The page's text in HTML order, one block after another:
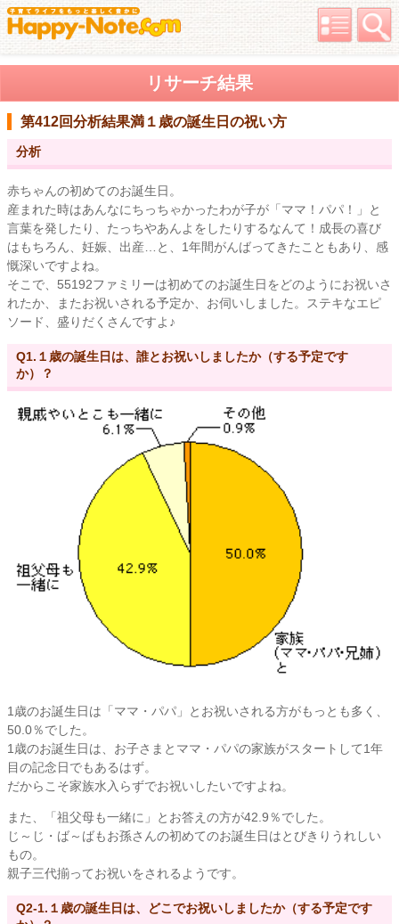
リサーチ結果
第412回分析結果満１歳の誕生日の祝い方
分析
赤ちゃんの初めてのお誕生日。
産まれた時はあんなにちっちゃかったわが子が「ママ！パパ！」と
言葉を発したり、たっちやあんよをしたりするなんて！成長の喜び
はもちろん、妊娠、出産…と、1年間がんばってきたこともあり、感
慨深いですよね。
そこで、55192ファミリーは初めてのお誕生日をどのようにお祝いさ
れたか、またお祝いされる予定か、お伺いしました。ステキなエピ
ソード、盛りだくさんですよ♪
Q1.１歳の誕生日は、誰とお祝いしましたか（する予定です
か）？
1歳のお誕生日は「ママ・パパ」とお祝いされる方がもっとも多く、
50.0％でした。
1歳のお誕生日は、お子さまとママ・パパの家族がスタートして1年
目の記念日でもあるはず。
だからこそ家族水入らずでお祝いしたいですよね。
また、「祖父母も一緒に」とお答えの方が42.9％でした。
じ～じ・ば～ばもお孫さんの初めてのお誕生日はとびきりうれしい
もの。
親子三代揃ってお祝いをされるようです。
Q2-1.１歳の誕生日は、どこでお祝いしましたか（する予定です